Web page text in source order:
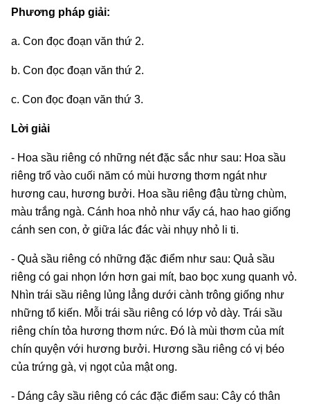
Phương pháp giải:
a. Con đọc đoạn văn thứ 2.
b. Con đọc đoạn văn thứ 2.
c. Con đọc đoạn văn thứ 3.
Lời giải
- Hoa sầu riêng có những nét đặc sắc như sau: Hoa sầu
riêng trổ vào cuối năm có mùi hương thơm ngát như
hương cau, hương bưởi. Hoa sầu riêng đậu từng chùm,
màu trắng ngà. Cánh hoa nhỏ như vẩy cá, hao hao giống
cánh sen con, ở giữa lác đác vài nhụy nhỏ li ti.
- Quả sầu riêng có những đặc điểm như sau: Quả sầu
riêng có gai nhọn lớn hơn gai mít, bao bọc xung quanh vỏ.
Nhìn trái sầu riêng lủng lẳng dưới cành trông giống như
những tổ kiến. Mỗi trái sầu riêng có lớp vỏ dày. Trái sầu
riêng chín tỏa hương thơm nức. Đó là mùi thơm của mít
chín quyện với hương bưởi. Hương sầu riêng có vị béo
của trứng gà, vị ngọt của mật ong.
- Dáng cây sầu riêng có các đặc điểm sau: Cây có thân